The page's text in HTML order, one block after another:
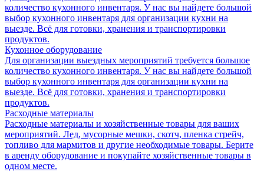
количество кухонного инвентаря. У нас вы найдете большой
выбор кухонного инвентаря для организации кухни на
выезде. Всё для готовки, хранения и транспортировки
продуктов.
Кухонное оборудование
Для организации выездных мероприятий требуется большое
количество кухонного инвентаря. У нас вы найдете большой
выбор кухонного инвентаря для организации кухни на
выезде. Всё для готовки, хранения и транспортировки
продуктов.
Расходные материалы
Расходные материалы и хозяйственные товары для ваших
мероприятий. Лед, мусорные мешки, скотч, пленка стрейч,
топливо для мармитов и другие необходимые товары. Берите
в аренду оборудование и покупайте хозяйственные товары в
одном месте.